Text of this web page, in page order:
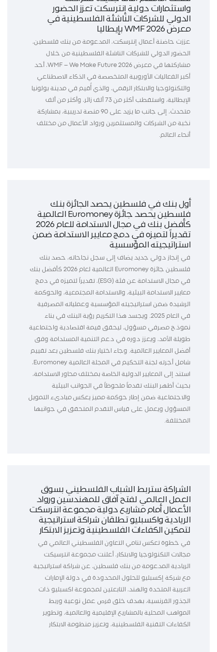
واستثمارات دولية إنترسكت تعزز الحضور
الدولي للشركات الناشئة الفلسطينية في
معرض WMF 2026 بإيطاليا
عززت حاضنة أعمال إنترسكت، المدعومة من بنك فلسطين،
الحضور الدولي للشركات الناشئة الفلسطينية من خلال
مشاركتها في معرض WMF – We Make Future 2026، أحد
أكبر الفعاليات الأوروبية المتخصصة في الذكاء الاصطناعي
والتكنولوجيا والابتكار الرقمي، والذي أُقيم في مدينة بولونيا
الإيطالية، واستقطب أكثر من 73 ألف زائر، وأكثر من ألف
متحدث، إلى جانب ما يزيد على 90 منصة تدريبية، بمشاركة
نخبة من الشركات والمستثمرين ورواد الأعمال من مختلف
أنحاء العالم.
أول بنك في فلسطين يحصد الجائزة بنك
فلسطين يحصد جائزة Euromoney العالمية
كأفضل بنك في مجال الاستدامة للعام 2026
تقديراً لتميزه في دمج معايير الاستدامة ضمن
استراتيجيته المؤسسية
في إنجاز دولي جديد يضاف إلى سجل نجاحاته، حصد بنك
فلسطين جائزة Euromoney العالمية لعام 2026 كأفضل بنك
في مجال الاستدامة عن فئة (ESG)، تقديراً لتميزه في دمج
معايير الاستدامة البيئية، والاستدامة المجتمعية، والحوكمة
الرشيدة ضمن استراتيجيته المؤسسية وعملياته المصرفية
في العام 2025. ويجسد هذا التكريم رؤية البنك في بناء
نموذج مصرفي مسؤول، ليحقق قيمة اقتصادية واجتماعية
طويلة الأمد، ويعزز دوره في دعم التنمية المستدامة وفق
أفضل المعايير العالمية. وجاء اختيار بنك فلسطين بعد تقييم
شامل أجرته لجنة التحكيم في المجلة العالمية Euromoney،
استند إلى المعايير الدولية الخاصة بمختلف محاور الاستدامة،
بحيث أظهر البنك تقدماً ملحوظاً في الجوانب البيئية
والاجتماعية ضمن إطار حوكمة مميز يعكس مبادىء التمويل
المسؤول ويعمل على قياس التقدم المتحقق في جوانبها
المختلفة.
الشراكة ستربط الشباب الفلسطيني بسوق
العمل العالمي لفتح آفاق للمهندسين ورواد
الأعمال أمام مشاريع دولية مجموعة انترسكت
الريادية واكسبليو تطلقان شراكة استراتيجية
لتمكين الكفاءات الفلسطينية وتعزيز الابتكار
في خطوة تعكس تنامي التعاون الفلسطيني العالمي في
مجالات التكنولوجيا والابتكار، أعلنت مجموعة انترسيكت
الريادية المدعومة من بنك فلسطين، عن شراكة استراتيجية
مع شركة إكسبليو للحلول المحدودة في دولة الإمارات
العربية المتحدة والهند، التابعتين لمجموعة اكسبليو ذات
الجذور الفرنسية، بهدف خلق فرص عمل نوعية وربط
المواهب المحلية بالمشاريع الإقليمية والعالمية، وتطوير
الكفاءات التقنية الفلسطينية، وتعزيز منظومة الابتكار